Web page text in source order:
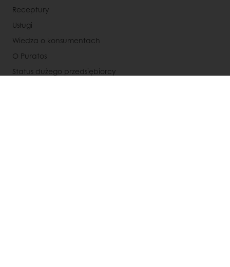
Receptury
Usługi
Wiedza o konsumentach
O Puratos
Status dużego przedsiębiorcy